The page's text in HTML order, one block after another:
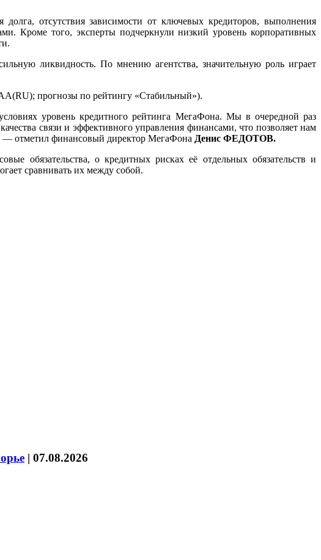
отсутствия зависимости от ключевых кредиторов, выполнения
Кроме того, эксперты подчеркнули низкий уровень корпоративных
ликвидность. По мнению агентства, значительную роль играет
прогнозы по рейтингу «Стабильный»).
уровень кредитного рейтинга МегаФона. Мы в очередной раз
связи и эффективного управления финансами, что позволяет нам
— отметил финансовый директор МегаФона Денис ФЕДОТОВ.
обязательства, о кредитных рисках её отдельных обязательств и
сравнивать их между собой.
| 07.08.2026